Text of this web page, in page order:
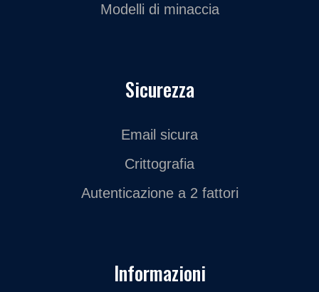
Modelli di minaccia
Sicurezza
Email sicura
Crittografia
Autenticazione a 2 fattori
Informazioni